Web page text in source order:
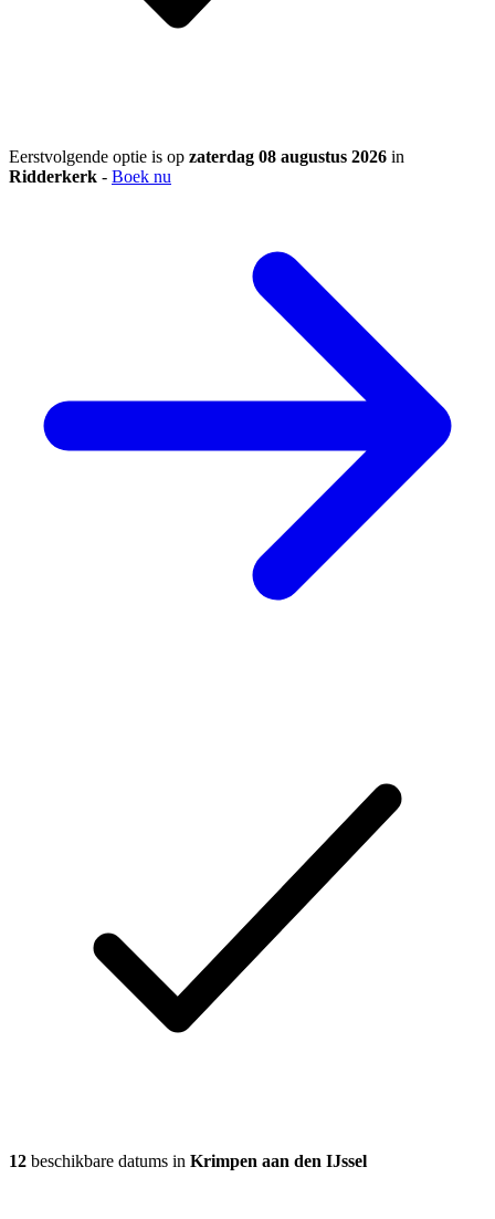
Eerstvolgende optie is op zaterdag 08 augustus 2026 in
Ridderkerk - Boek nu
12 beschikbare datums in Krimpen aan den IJssel